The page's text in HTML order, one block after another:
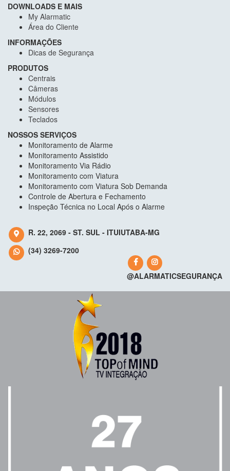
DOWNLOADS E MAIS
My Alarmatic
Área do Cliente
INFORMAÇÕES
Dicas de Segurança
PRODUTOS
Centrais
Câmeras
Módulos
Sensores
Teclados
NOSSOS SERVIÇOS
Monitoramento de Alarme
Monitoramento Assistido
Monitoramento Via Rádio
Monitoramento com Viatura
Monitoramento com Viatura Sob Demanda
Controle de Abertura e Fechamento
Inspeção Técnica no Local Após o Alarme
R. 22, 2069 - ST. SUL - ITUIUTABA-MG
(34) 3269-7200
@ALARMATICSEGURANÇA